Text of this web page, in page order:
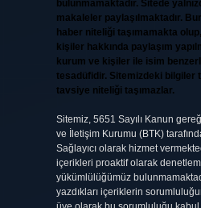
bulunmamaktadır. Sitede
makaleler paylaşılmaktadır.
haber niteliği taşımamakta
kişiler hakkında paylaşım
kurum ve kişiler ile isim
tesadüfidir. Sitemizdeki bilgiler
tavsiye niteliği taşımazlar.
Sitemiz, 5651 Sayılı Kanun
ve İletişim Kurumu (BTK)
Sağlayıcı olarak hizmet
içerikleri proaktif olarak
yükümlülüğümüz
yazdıkları içeriklerin